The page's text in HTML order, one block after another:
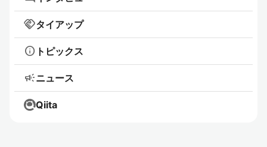
handshakeタイアップ
info トピックス
campaignニュース
Qiita